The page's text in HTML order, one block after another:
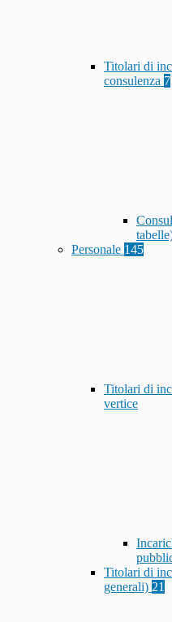
Titolari di
consulenza 7
Personale 145
Titolari di
vertice
Titolari di
generali) 21